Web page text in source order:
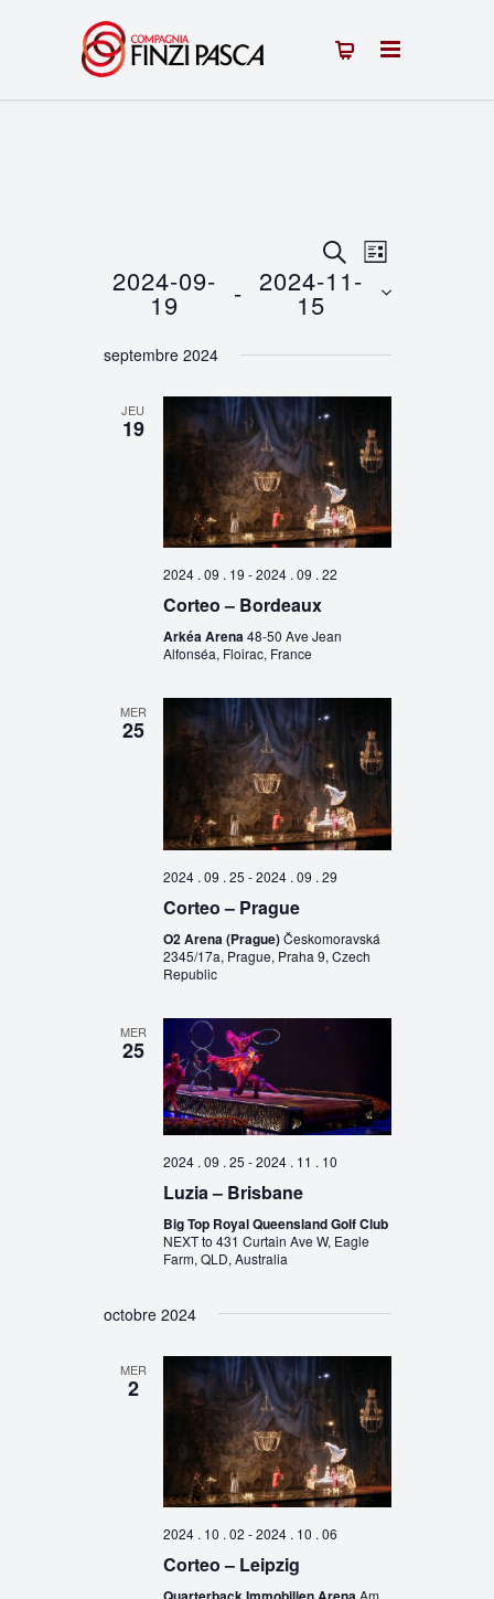
Recherche
et
navigation
de
vues
Évènements
RECHERCHE
Navigation
de
LISTE
2024-09-
19 - 2024-11-
15
une
septembre 2024
JEU
19
2024 . 09 . 19 -2024 . 09 . 22
Corteo – Bordeaux
Arkéa Arena48-50 Ave Jean
Alfonséa, Floirac, France
MER
25
2024 . 09 . 25 -2024 . 09 . 29
Corteo – Prague
O2 Arena (Prague)Českomoravská
2345/17a, Prague, Praha 9, Czech
Republic
MER
25
2024 . 09 . 25 -2024 . 11 . 10
Luzia – Brisbane
Big Top Royal Queensland Golf Club
NEXT to 431 Curtain Ave W, Eagle
Farm, QLD, Australia
octobre 2024
MER
2
2024 . 10 . 02 -2024 . 10 . 06
Corteo – Leipzig